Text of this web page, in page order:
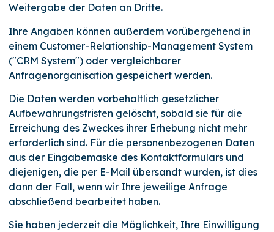
Weitergabe der Daten an Dritte.
Ihre Angaben können außerdem vorübergehend in
einem Customer-Relationship-Management System
("CRM System") oder vergleichbarer
Anfragenorganisation gespeichert werden.
Die Daten werden vorbehaltlich gesetzlicher
Aufbewahrungsfristen gelöscht, sobald sie für die
Erreichung des Zweckes ihrer Erhebung nicht mehr
erforderlich sind. Für die personenbezogenen Daten
aus der Eingabemaske des Kontaktformulars und
diejenigen, die per E-Mail übersandt wurden, ist dies
dann der Fall, wenn wir Ihre jeweilige Anfrage
abschließend bearbeitet haben.
Sie haben jederzeit die Möglichkeit, Ihre Einwilligung